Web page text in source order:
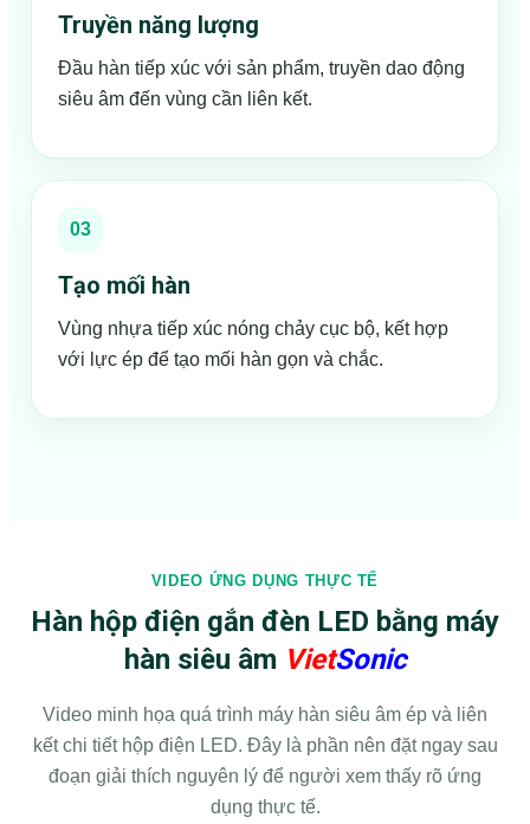
Truyền năng lượng
Đầu hàn tiếp xúc với sản phẩm, truyền dao động
siêu âm đến vùng cần liên kết.
03
Tạo mối hàn
Vùng nhựa tiếp xúc nóng chảy cục bộ, kết hợp
với lực ép để tạo mối hàn gọn và chắc.
VIDEO ỨNG DỤNG THỰC TẾ
Hàn hộp điện gắn đèn LED bằng máy
hàn siêu âm VietSonic
Video minh họa quá trình máy hàn siêu âm ép và liên
kết chi tiết hộp điện LED. Đây là phần nên đặt ngay sau
đoạn giải thích nguyên lý để người xem thấy rõ ứng
dụng thực tế.